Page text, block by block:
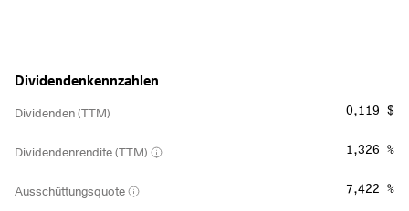
Dividendenkennzahlen
Dividenden (TTM) 0,119 $
Dividendenrendite (TTM) 1,326 %
Ausschüttungsquote 7,422 %